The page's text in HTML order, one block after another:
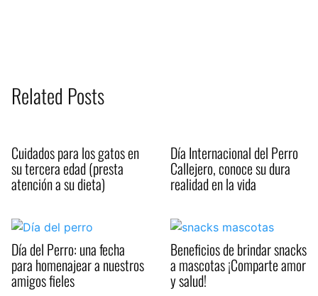
Related Posts
Cuidados para los gatos en
su tercera edad (presta
atención a su dieta)
Día Internacional del Perro
Callejero, conoce su dura
realidad en la vida
Día del Perro: una fecha
para homenajear a nuestros
amigos fieles
Beneficios de brindar snacks
a mascotas ¡Comparte amor
y salud!